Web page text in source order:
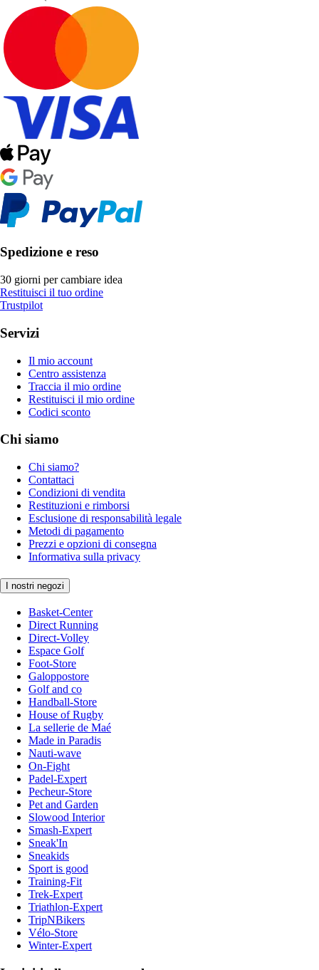
Spedizione e reso
30 giorni per cambiare idea
Restituisci il tuo ordine
Trustpilot
Servizi
Il mio account
Centro assistenza
Traccia il mio ordine
Restituisci il mio ordine
Codici sconto
Chi siamo
Chi siamo?
Contattaci
Condizioni di vendita
Restituzioni e rimborsi
Esclusione di responsabilità legale
Metodi di pagamento
Prezzi e opzioni di consegna
Informativa sulla privacy
I nostri negozi
Basket-Center
Direct Running
Direct-Volley
Espace Golf
Foot-Store
Galoppostore
Golf and co
Handball-Store
House of Rugby
La sellerie de Maé
Made in Paradis
Nauti-wave
On-Fight
Padel-Expert
Pecheur-Store
Pet and Garden
Slowood Interior
Smash-Expert
Sneak'In
Sneakids
Sport is good
Training-Fit
Trek-Expert
Triathlon-Expert
TripNBikers
Vélo-Store
Winter-Expert